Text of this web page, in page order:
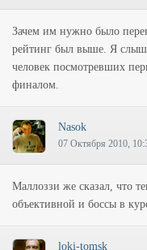
Зачем им нужно было
рейтинг был выше. Я
человек посмотревших
финалом.
Nasok
07 Октября 2010,
Маллоззи же сказал, что
объективной и боссы в
loki-tomsk